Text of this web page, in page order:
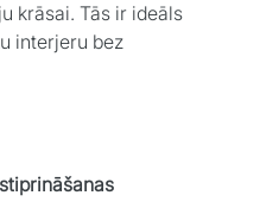
krāsai. Tās ir ideāls
interjeru bez